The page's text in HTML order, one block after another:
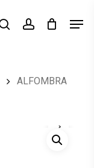
searchaccount
ALFOMBRA